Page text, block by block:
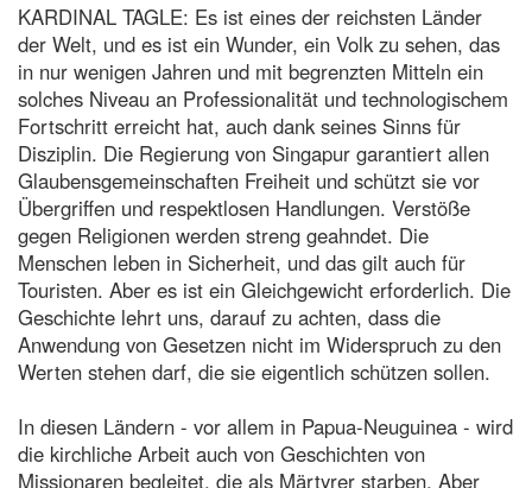
KARDINAL TAGLE: Es ist eines der reichsten Länder
der Welt, und es ist ein Wunder, ein Volk zu sehen, das
in nur wenigen Jahren und mit begrenzten Mitteln ein
solches Niveau an Professionalität und technologischem
Fortschritt erreicht hat, auch dank seines Sinns für
Disziplin. Die Regierung von Singapur garantiert allen
Glaubensgemeinschaften Freiheit und schützt sie vor
Übergriffen und respektlosen Handlungen. Verstöße
gegen Religionen werden streng geahndet. Die
Menschen leben in Sicherheit, und das gilt auch für
Touristen. Aber es ist ein Gleichgewicht erforderlich. Die
Geschichte lehrt uns, darauf zu achten, dass die
Anwendung von Gesetzen nicht im Widerspruch zu den
Werten stehen darf, die sie eigentlich schützen sollen.
In diesen Ländern - vor allem in Papua-Neuguinea - wird
die kirchliche Arbeit auch von Geschichten von
Missionaren begleitet, die als Märtyrer starben. Aber